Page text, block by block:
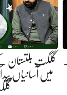
گلگت بلتستان
میں آسانیاں